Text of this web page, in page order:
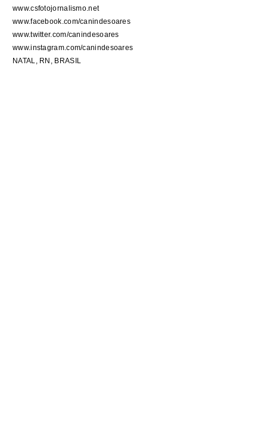
www.csfotojornalismo.net
www.facebook.com/canindesoares
www.twitter.com/canindesoares
www.instagram.com/canindesoares
NATAL, RN, BRASIL